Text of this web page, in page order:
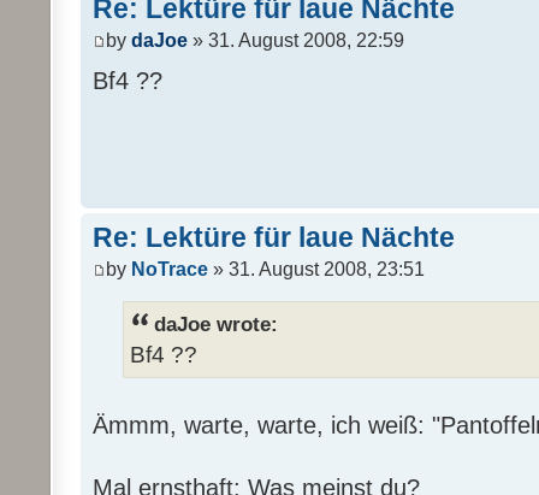
Re: Lektüre für laue Nächte
by daJoe » 31. August 2008, 22:59
Bf4 ??
Re: Lektüre für laue Nächte
by NoTrace » 31. August 2008, 23:51
daJoe wrote:
Bf4 ??
Ämmm, warte, warte, ich weiß:
Mal ernsthaft: Was meinst du?